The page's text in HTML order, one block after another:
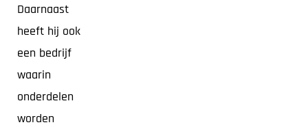
Daarnaast
heeft hij ook
een bedrijf
waarin
onderdelen
worden